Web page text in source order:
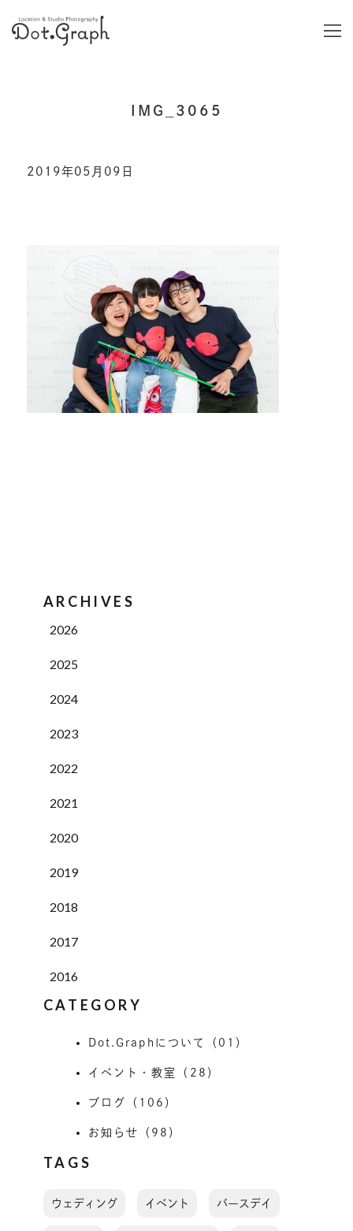
IMG_3065
2019年05月09日
ARCHIVES
2026
2025
2024
2023
2022
2021
2020
2019
2018
2017
2016
CATEGORY
Dot.Graphについて（01）
イベント・教室（28）
ブログ（106）
お知らせ（98）
TAGS
ウェディング イベント バースデイ